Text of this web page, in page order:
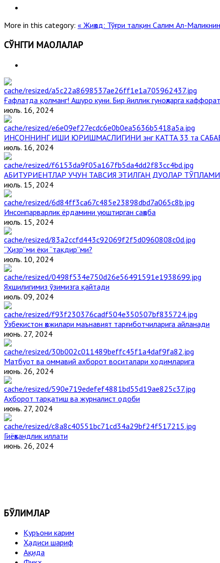
More in this category: « Жиҳод: Тўғри талқин Салим Ал-
СЎНГГИ МАҚОЛАЛАР
Ғафлатда қолманг! Ашуро куни. Бир йиллик гуноҳларга
июль. 16, 2024
ИНСОННИНГ ИШИ ЮРИШМАСЛИГИНИ энг КАТТА 33 та
июль. 16, 2024
АБИТУРИЕНТЛАР УЧУН ТАВСИЯ ЭТИЛГАН ДУОЛАР ТЎПЛАМИ
июль. 15, 2024
Инсонпарварлик ёрдамини уюштирган саҳоба
июль. 15, 2024
“Ҳизр”ми ёки “тақдир”ми?
июль. 10, 2024
Яхшилигимиз ўзимизга қайтади
июль. 09, 2024
Ўзбекистон ҳожилари маънавият тарғиботчиларига айланади
июнь. 27, 2024
Матбуот ва оммавий ахборот воситалари ходимларига
июнь. 26, 2024
Ахборот тарқатиш ва журналист одоби
июнь. 27, 2024
Гиёҳвандлик иллати
июнь. 26, 2024
БЎЛИМЛАР
Қуръони карим
Ҳадиси шариф
Ақида